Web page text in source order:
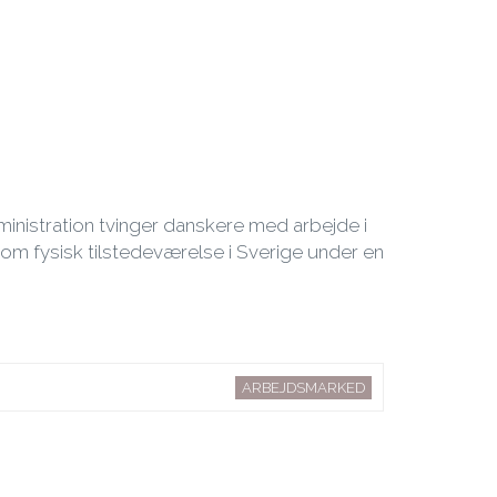
tvinger danskere med arbejde i
fysisk tilstedeværelse i Sverige under en
ARBEJDSMARKED